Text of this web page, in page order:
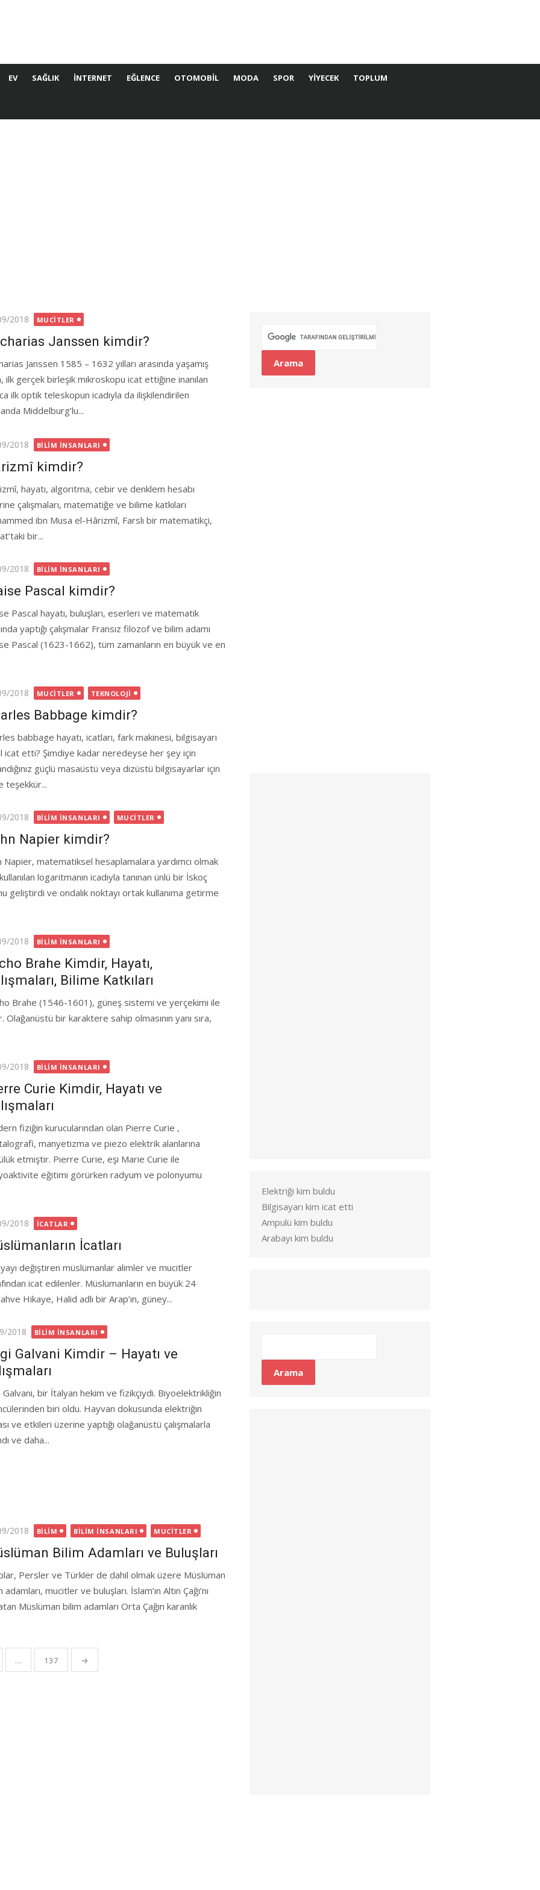
EV SAĞLIK İNTERNET EĞLENCE OTOMOBIL MODA SPOR YIYECEK TOPLUM
2018 MUCITLER
Janssen kimdir?
Janssen 1585 – 1632 yılları arasında yaşamış
ilk gerçek birleşik mikroskopu icat ettiğine inanılan
ilk optik teleskopun icadıyla da ilişkilendirilen
Middelburg’lu...
2018 BILIM İNSANLARI
kimdir?
hayatı, algoritma, cebir ve denklem hesabı
çalışmaları, matematiğe ve bilime katkıları
ibn Musa el-Hârizmî, Farslı bir matematikçi,
bir...
2018 BILIM İNSANLARI
Pascal kimdir?
Pascal hayatı, buluşları, eserleri ve matematik
yaptığı çalışmalar Fransız filozof ve bilim adamı
Pascal (1623-1662), tüm zamanların en büyük ve en
2018 MUCITLER TEKNOLOJI
Babbage kimdir?
babbage hayatı, icatları, fark makinesi, bilgisayarı
icat etti? Şimdiye kadar neredeyse her şey için
güçlü masaüstü veya dizüstü bilgisayarlar için
teşekkür...
2018 BILIM İNSANLARI MUCITLER
Napier kimdir?
Napier, matematiksel hesaplamalara yardımcı olmak
logaritmanın icadıyla tanınan ünlü bir İskoç
geliştirdi ve ondalık noktayı ortak kullanıma getirme
2018 BILIM İNSANLARI
Brahe Kimdir, Hayatı,
Bilime Katkıları
Brahe (1546-1601), güneş sistemi ve yerçekimi ile
Olağanüstü bir karaktere sahip olmasının yanı sıra,
2018 BILIM İNSANLARI
Curie Kimdir, Hayatı ve
fiziğin kurucularından olan Pierre Curie ,
manyetizma ve piezo elektrik alanlarına
etmiştir. Pierre Curie, eşi Marie Curie ile
eğitimi görürken radyum ve polonyumu
2018 İCATLAR
İcatları
değiştiren müslümanlar alimler ve mucitler
icat edilenler. Müslümanların en büyük 24
Hikaye, Halid adlı bir Arap’ın, güney...
2018 BILIM İNSANLARI
Galvani Kimdir – Hayatı ve
Galvani, bir İtalyan hekim ve fizikçiydi. Biyoelektrikliğin
biri oldu. Hayvan dokusunda elektriğin
ve etkileri üzerine yaptığı olağanüstü çalışmalarla
ve daha...
2018 BILIM BILIM İNSANLARI MUCITLER
Bilim Adamları ve Buluşları
Persler ve Türkler de dahil olmak üzere Müslüman
adamları, mucitler ve buluşları. İslam’ın Altın Çağı’nı
Müslüman bilim adamları Orta Çağın karanlık
… 137 →
Elektriği kim buldu
Bilgisayarı kim icat etti
Ampulü kim buldu
Arabayı kim buldu